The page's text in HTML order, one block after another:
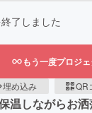
了しました
もう一度プロジ
埋め込み QR
しながらお